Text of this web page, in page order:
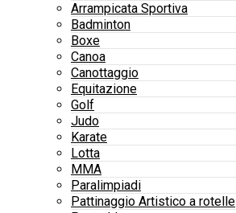
Arrampicata Sportiva
Badminton
Boxe
Canoa
Canottaggio
Equitazione
Golf
Judo
Karate
Lotta
MMA
Paralimpiadi
Pattinaggio Artistico a rotelle